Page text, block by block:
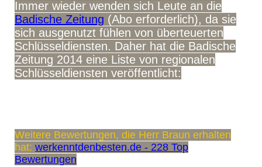
Immer wieder wenden sich Leute an die
Badische Zeitung (Abo erforderlich), da sie
sich ausgenutzt fühlen von überteuerten
Schlüsseldiensten. Daher hat die Badische
Zeitung 2014 eine Liste von regionalen
Schlüsseldiensten veröffentlicht:
Weitere Bewertungen, die Herr Braun erhalten
hat: werkenntdenbesten.de - 228 Top
Bewertungen